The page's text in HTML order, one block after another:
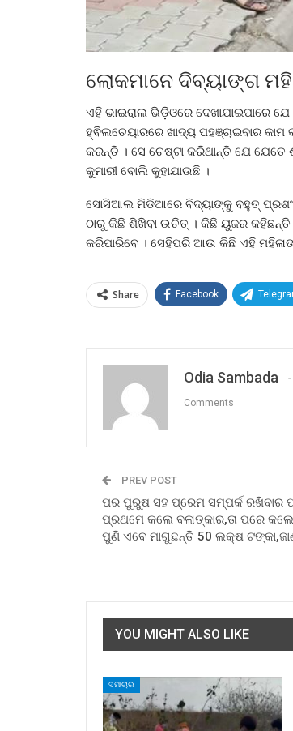
ଲୋକମାନେ ଦିବ୍ୟାଙ୍ଗ
ଏହି ଭାଇରାଲ ଭିଡ଼ିଓରେ ଦେଖାଯାଇପାରେ
ହ୍ଵିଲଚେୟାରରେ ଖାଦ୍ୟ ପହଞ୍ଚାଇବାର
କରନ୍ତି । ସେ ଚେଷ୍ଟା କରିଥାନ୍ତି ଯେ ଯେତେ
କୁମାରୀ ବୋଲି କୁହାଯାଉଛି ।
ସୋସିଆଲ ମିଡିଆରେ ବିଦ୍ୟାଙ୍କୁ ବହୁତ୍
ଠାରୁ କିଛି ଶିଖିବା ଉଚିତ୍ । କିଛି ୟୁଜର
କରିପାରିବେ । ସେହିପରି ଆଉ କିଛି ଏହି
Share Facebook
Odia Sambada
Comments
PREV POST
ପର ପୁରୁଷ ସହ ପ୍ରେମ ସମ୍ପର୍କ ରଖିବାର
ପ୍ରଥମେ କଲେ ବଳାତ୍କାର,ତା ପରେ
ପୁଣି ଏବେ ମାଗୁଛନ୍ତି 50 ଲକ୍ଷ
YOU MIGHT ALSO LIKE
ସମାଚାର